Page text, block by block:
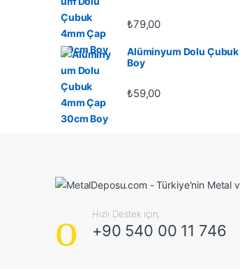
₺79,00
Alüminyum Dolu
Boy
₺59,00
Hızlı Destek için;
+90 540 00 11 746